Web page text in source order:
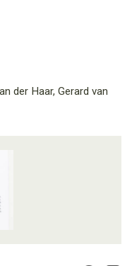
der Haar, Gerard van